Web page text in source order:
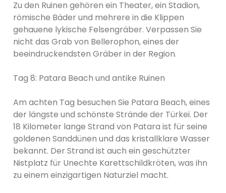
Zu den Ruinen gehören ein Theater, ein Stadion,
römische Bäder und mehrere in die Klippen
gehauene lykische Felsengräber. Verpassen Sie
nicht das Grab von Bellerophon, eines der
beeindruckendsten Gräber in der Region.
Tag 8: Patara Beach und antike Ruinen
Am achten Tag besuchen Sie Patara Beach, eines
der längste und schönste Strände der Türkei. Der
18 Kilometer lange Strand von Patara ist für seine
goldenen Sanddünen und das kristallklare Wasser
bekannt. Der Strand ist auch ein geschützter
Nistplatz für Unechte Karettschildkröten, was ihn
zu einem einzigartigen Naturziel macht.